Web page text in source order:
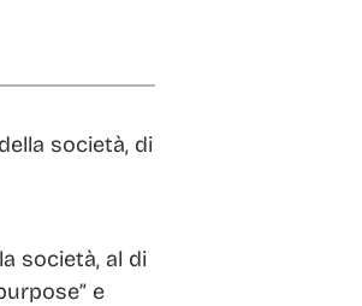
società, di
società, al di
e